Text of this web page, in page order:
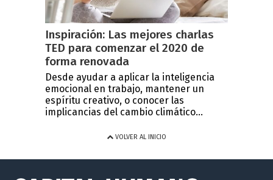
Inspiración: Las mejores charlas
TED para comenzar el 2020 de
forma renovada
Desde ayudar a aplicar la inteligencia
emocional en trabajo, mantener un
espíritu creativo, o conocer las
implicancias del cambio climático...
VOLVER AL INICIO